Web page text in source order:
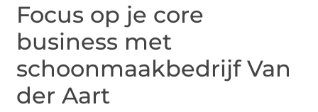
Focus op je core
business met
schoonmaakbedrijf Van
der Aart